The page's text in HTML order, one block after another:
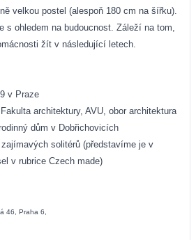
velkou postel (alespoň 180 cm na šířku).
s ohledem na budoucnost. Záleží na tom,
žít v následující letech.
v Praze
architektury, AVU, obor architektura
dům v Dobřichovicích
solitérů (představíme je v
v rubrice Czech made)
46, Praha 6,